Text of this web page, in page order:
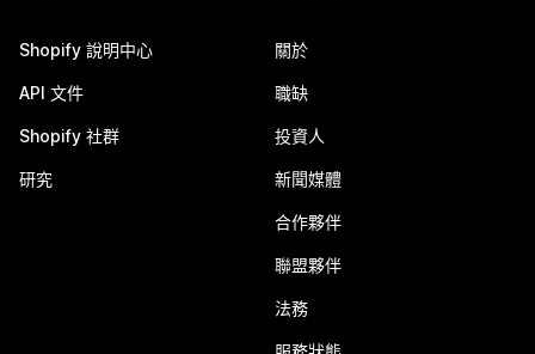
Shopify 說明中心
API 文件
Shopify 社群
研究
關於
職缺
投資人
新聞媒體
合作夥伴
聯盟夥伴
法務